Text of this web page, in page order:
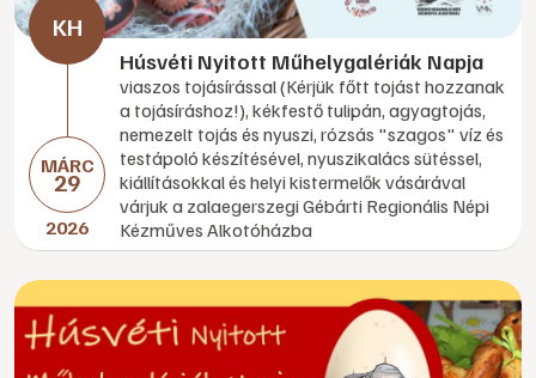
MÁRC
29
2026
Húsvéti Nyitott Műhelygalériák Napja
viaszos tojásírással (Kérjük főtt tojást hozzanak
a tojásíráshoz!), kékfestő tulipán, agyagtojás,
nemezelt tojás és nyuszi, rózsás "szagos" víz és
testápoló készítésével, nyuszikalács sütéssel,
kiállításokkal és helyi kistermelők vásárával
várjuk a zalaegerszegi Gébárti Regionális Népi
Kézműves Alkotóházba